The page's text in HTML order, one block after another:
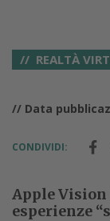
REALTÀ
// Data
CONDIVIDI:
Apple Vision
esperienze